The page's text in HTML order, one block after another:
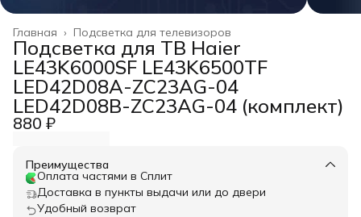
Подсветка для телевизоров
Главная ›
Подсветка для ТВ Haier
LE43K6000SF LE43K6500TF
LED42D08A-ZC23AG-04
LED42D08B-ZC23AG-04 (комплект)
880 ₽
Преимущества
Оплата частями в Сплит
Доставка в пункты выдачи или до двери
Удобный возврат